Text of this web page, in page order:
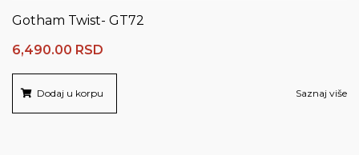
Gotham Twist- GT72
6,490.00 RSD
Dodaj u korpu Saznaj više